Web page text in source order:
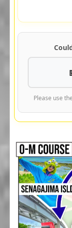
Please use